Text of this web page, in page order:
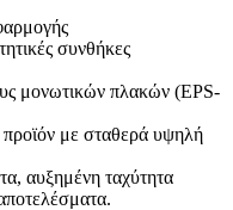
συνθήκες
μονωτικών πλακών (EPS-
προϊόν με σταθερά υψηλή
αυξημένη ταχύτητα